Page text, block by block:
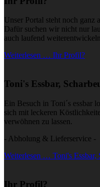
Unser Portal steht noch ganz
Dafür suchen wir nicht nur
auch laufend
Weiterlesen … Ihr Profil?
Toni's Essbar,
Ein Besuch in Toni´s essbar
sich mit leckeren
verwöhnen zu lassen.
- Abholung & Lieferservice -
Weiterlesen … Toni's Essbar,
Ihr Profil?